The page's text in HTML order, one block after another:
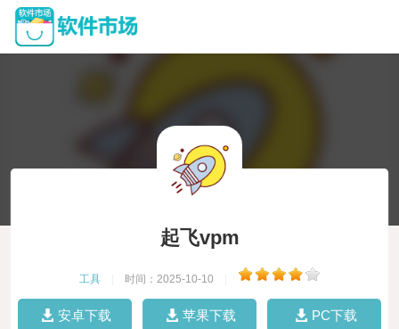
起飞vpm
工具 时间：2025-10-10
安卓下载 苹果下载 PC下载